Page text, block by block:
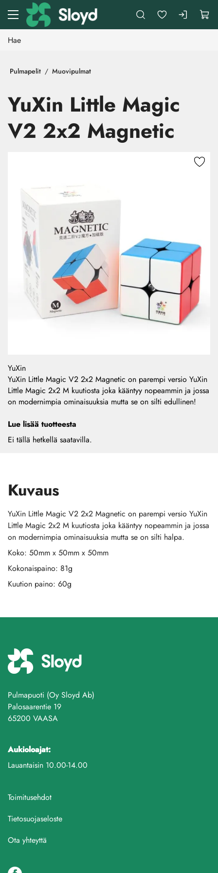
Siirry pääsisältöön
Pulmapelit Muovipulmat
YuXin Little Magic
V2 2x2 Magnetic
YuXin
YuXin Little Magic V2 2x2 Magnetic on parempi versio YuXin
Little Magic 2x2 M kuutiosta joka kääntyy nopeammin ja jossa
on modernimpia ominaisuuksia mutta se on silti edullinen!
Lue lisää tuotteesta
Ei tällä hetkellä saatavilla.
Kuvaus
YuXin Little Magic V2 2x2 Magnetic on parempi versio YuXin
Little Magic 2x2 M kuutiosta joka kääntyy nopeammin ja jossa
on modernimpia ominaisuuksia mutta se on silti halpa.
Koko: 50mm x 50mm x 50mm
Kokonaispaino: 81g
Kuution paino: 60g
Pulmapuoti (Oy Sloyd Ab)
Palosaarentie 19
65200 VAASA
Aukioloajat:
Lauantaisin 10.00-14.00
Toimitusehdot
Tietosuojaseloste
Ota yhteyttä